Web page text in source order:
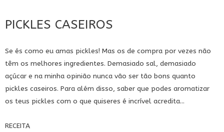
PICKLES CASEIROS
Se és como eu amas pickles! Mas os de compra por vezes não
têm os melhores ingredientes. Demasiado sal, demasiado
açúcar e na minha opinião nunca vão ser tão bons quanto
pickles caseiros. Para além disso, saber que podes aromatizar
os teus pickles com o que quiseres é incrível acredita...
RECEITA